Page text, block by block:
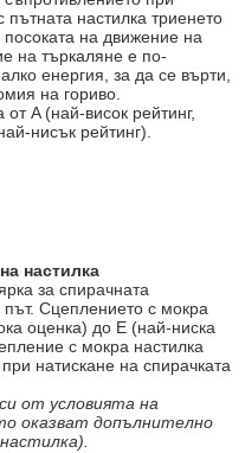
пътната настилка триенето
на движение на
на търкаляне е по-
енергия, за да се върти,
на гориво.
A (най-висок рейтинг,
нисък рейтинг).
настилка
за спирачната
Сцеплението с мокра
оценка) до E (най-ниска
с мокра настилка
натискане на спирачката
от условията на
оказват допълнително